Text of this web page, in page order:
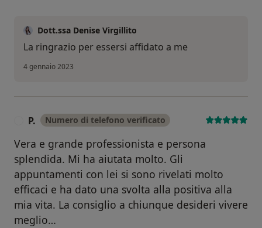
Dott.ssa Denise Virgillito
La ringrazio per essersi affidato a me
4 gennaio 2023
P. Numero di telefono verificato
Vera e grande professionista e persona
splendida. Mi ha aiutata molto. Gli
appuntamenti con lei si sono rivelati molto
efficaci e ha dato una svolta alla positiva alla
mia vita. La consiglio a chiunque desideri vivere
meglio…